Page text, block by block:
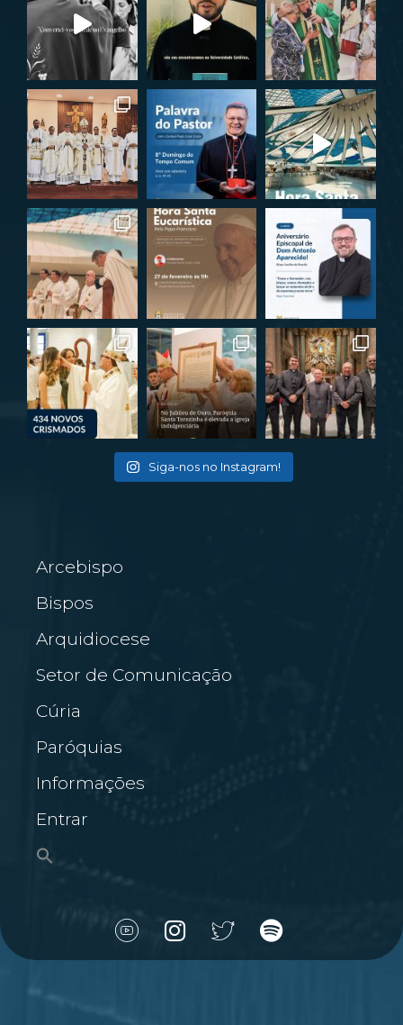
Siga-nos no Instagram!
Arcebispo
Bispos
Arquidiocese
Setor de Comunicação
Cúria
Paróquias
Informações
Entrar